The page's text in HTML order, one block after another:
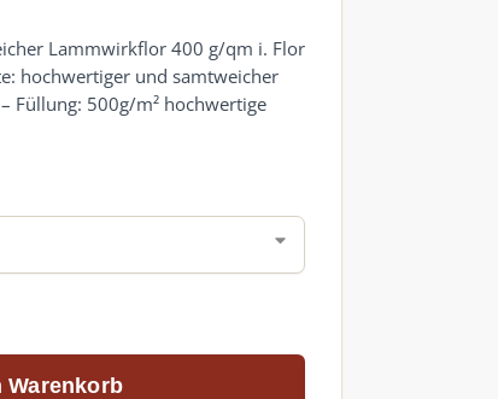
Lammwirkflor 400 g/qm i. Flor
hochwertiger und samtweicher
Füllung: 500g/m² hochwertige
Warenkorb